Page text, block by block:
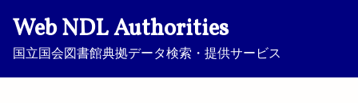
Web NDL Authorities
国立国会図書館典拠データ検索・提供サービス